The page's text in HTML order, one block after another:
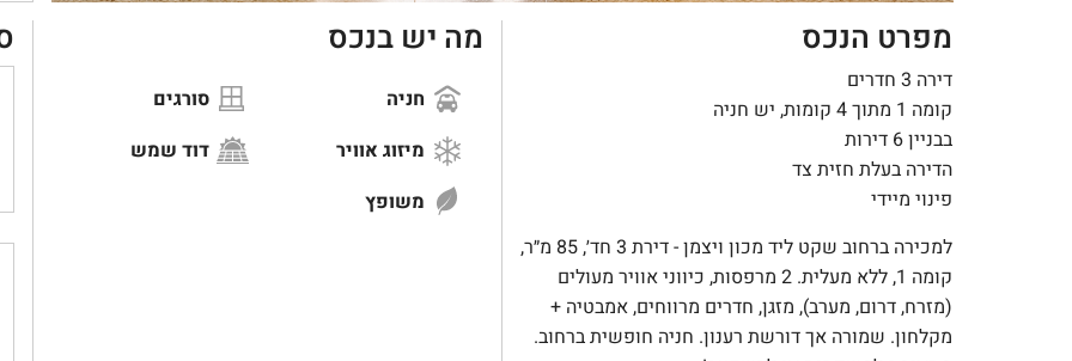
מפרט הנכס
דירה 3 חדרים
קומה 1 מתוך 4 קומות, יש חניה
בבניין 6 דירות
הדירה בעלת חזית צד
פינוי מיידי
למכירה ברחוב שקט ליד מכון ויצמן - דירת 3 חד׳, 85 מ״ר,
קומה 1, ללא מעלית. 2 מרפסות, כיווני אוויר מעולים
(מזרח, דרום, מערב), מזגן, חדרים מרווחים, אמבטיה +
מקלחון. שמורה אך דורשת רענון. חניה חופשית ברחוב.
מה יש בנכס
חניה
סורגים
מיזוג אוויר
דוד שמש
משופץ